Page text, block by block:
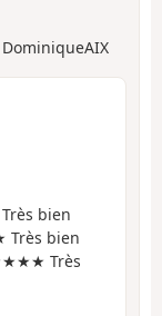
DominiqueAIX
bien
bien
Très